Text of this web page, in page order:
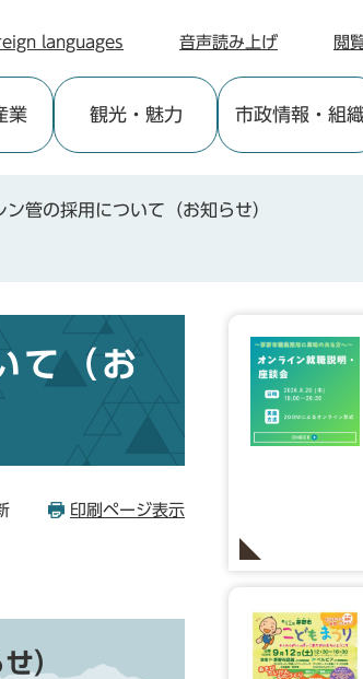
languages 音声読み上げ 閲
業 観光・魅力 市政情報 ・組
管の採用について（お知らせ）
て（お
印刷ページ表示
）